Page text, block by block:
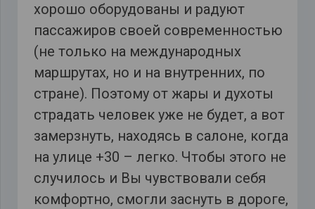
хорошо оборудованы и радуют
пассажиров своей современностью
(не только на международных
маршрутах, но и на внутренних, по
стране). Поэтому от жары и духоты
страдать человек уже не будет, а вот
замерзнуть, находясь в салоне, когда
на улице +30 – легко. Чтобы этого не
случилось и Вы чувствовали себя
комфортно, смогли заснуть в дороге,